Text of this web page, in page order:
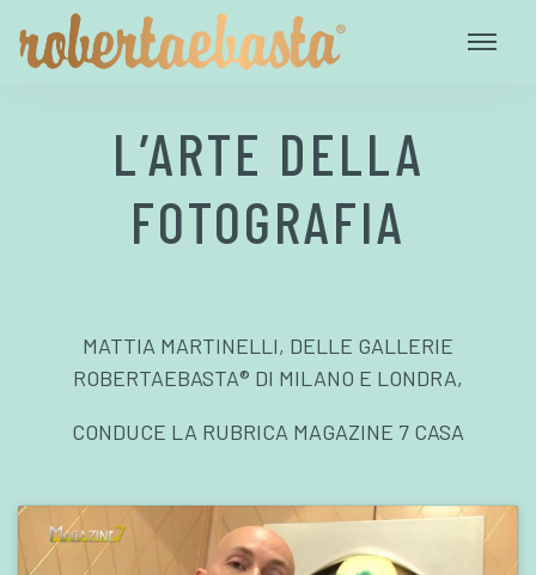
L’ARTE DELLA
FOTOGRAFIA
MATTIA MARTINELLI, DELLE GALLERIE
ROBERTAEBASTA® DI MILANO E LONDRA,
CONDUCE LA RUBRICA MAGAZINE 7 CASA